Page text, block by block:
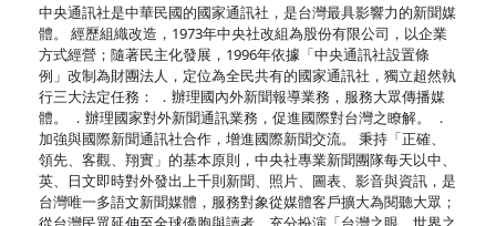
中央通訊社是中華民國的國家通訊社，是台灣最具影響力的新聞媒
體。 經歷組織改造，1973年中央社改組為股份有限公司，以企業
方式經營；隨著民主化發展，1996年依據「中央通訊社設置條
例」改制為財團法人，定位為全民共有的國家通訊社，獨立超然執
行三大法定任務： ．辦理國內外新聞報導業務，服務大眾傳播媒
體。 ．辦理國家對外新聞通訊業務，促進國際對台灣之瞭解。 ．
加強與國際新聞通訊社合作，增進國際新聞交流。 秉持「正確、
領先、客觀、翔實」的基本原則，中央社專業新聞團隊每天以中、
英、日文即時對外發出上千則新聞、照片、圖表、影音與資訊，是
台灣唯一多語文新聞媒體，服務對象從媒體客戶擴大為閱聽大眾；